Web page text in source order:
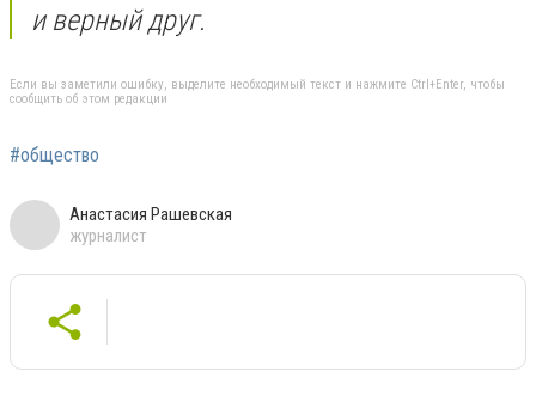
и верный друг.
Если вы заметили ошибку, выделите необходимый текст и нажмите Ctrl+Enter, чтобы
сообщить об этом редакции
#общество
Анастасия Рашевская
журналист